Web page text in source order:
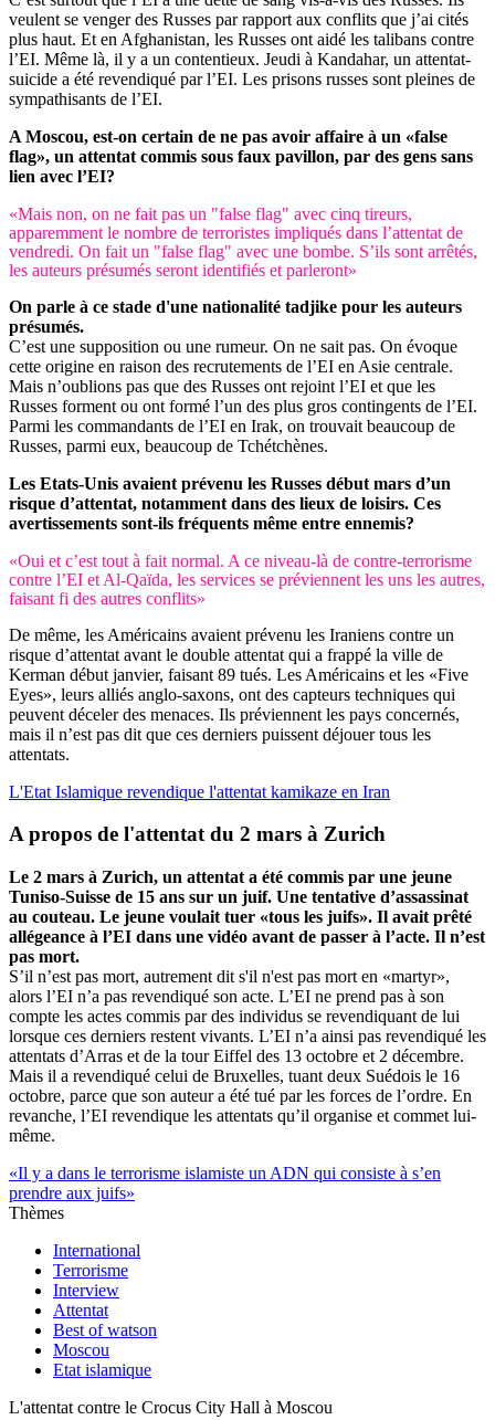
veulent se venger des Russes par rapport aux conflits que j’ai cités
plus haut. Et en Afghanistan, les Russes ont aidé les talibans contre
l’EI. Même là, il y a un contentieux. Jeudi à Kandahar, un attentat-
suicide a été revendiqué par l’EI. Les prisons russes sont pleines de
sympathisants de l’EI.
A Moscou, est-on certain de ne pas avoir affaire à un «false
flag», un attentat commis sous faux pavillon, par des gens sans
lien avec l’EI?
«Mais non, on ne fait pas un "false flag" avec cinq tireurs,
apparemment le nombre de terroristes impliqués dans l’attentat de
vendredi. On fait un "false flag" avec une bombe. S’ils sont arrêtés,
les auteurs présumés seront identifiés et parleront»
On parle à ce stade d'une nationalité tadjike pour les auteurs
présumés.
C’est une supposition ou une rumeur. On ne sait pas. On évoque
cette origine en raison des recrutements de l’EI en Asie centrale.
Mais n’oublions pas que des Russes ont rejoint l’EI et que les
Russes forment ou ont formé l’un des plus gros contingents de l’EI.
Parmi les commandants de l’EI en Irak, on trouvait beaucoup de
Russes, parmi eux, beaucoup de Tchétchènes.
Les Etats-Unis avaient prévenu les Russes début mars d’un
risque d’attentat, notamment dans des lieux de loisirs. Ces
avertissements sont-ils fréquents même entre ennemis?
«Oui et c’est tout à fait normal. A ce niveau-là de contre-terrorisme
contre l’EI et Al-Qaïda, les services se préviennent les uns les autres,
faisant fi des autres conflits»
De même, les Américains avaient prévenu les Iraniens contre un
risque d’attentat avant le double attentat qui a frappé la ville de
Kerman début janvier, faisant 89 tués. Les Américains et les «Five
Eyes», leurs alliés anglo-saxons, ont des capteurs techniques qui
peuvent déceler des menaces. Ils préviennent les pays concernés,
mais il n’est pas dit que ces derniers puissent déjouer tous les
attentats.
L'Etat Islamique revendique l'attentat kamikaze en Iran
A propos de l'attentat du 2 mars à Zurich
Le 2 mars à Zurich, un attentat a été commis par une jeune
Tuniso-Suisse de 15 ans sur un juif. Une tentative d’assassinat
au couteau. Le jeune voulait tuer «tous les juifs». Il avait prêté
allégeance à l’EI dans une vidéo avant de passer à l’acte. Il n’est
pas mort.
S’il n’est pas mort, autrement dit s'il n'est pas mort en «martyr»,
alors l’EI n’a pas revendiqué son acte. L’EI ne prend pas à son
compte les actes commis par des individus se revendiquant de lui
lorsque ces derniers restent vivants. L’EI n’a ainsi pas revendiqué les
attentats d’Arras et de la tour Eiffel des 13 octobre et 2 décembre.
Mais il a revendiqué celui de Bruxelles, tuant deux Suédois le 16
octobre, parce que son auteur a été tué par les forces de l’ordre. En
revanche, l’EI revendique les attentats qu’il organise et commet lui-
même.
«Il y a dans le terrorisme islamiste un ADN qui consiste à s’en
prendre aux juifs»
Thèmes
International
Terrorisme
Interview
Attentat
Best of watson
Moscou
Etat islamique
L'attentat contre le Crocus City Hall à Moscou